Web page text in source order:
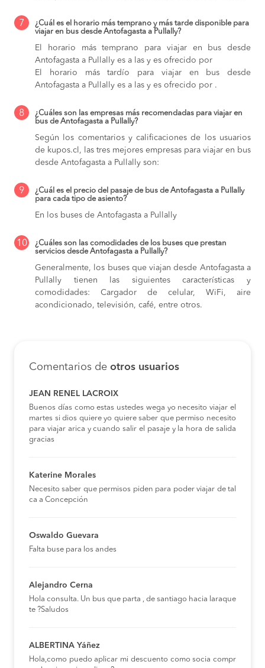
7
¿Cuál es el horario más temprano y más tarde disponible para
viajar en bus desde Antofagasta a Pullally?
El horario más temprano para viajar en bus desde
Antofagasta a Pullally es a las y es ofrecido por
El horario más tardío para viajar en bus desde
Antofagasta a Pullally es a las y es ofrecido por .
8
¿Cuáles son las empresas más recomendadas para viajar en
bus de Antofagasta a Pullally?
Según los comentarios y calificaciones de los usuarios
de kupos.cl, las tres mejores empresas para viajar en bus
desde Antofagasta a Pullally son:
9
¿Cuál es el precio del pasaje de bus de Antofagasta a Pullally
para cada tipo de asiento?
En los buses de Antofagasta a Pullally
10
¿Cuáles son las comodidades de los buses que prestan
servicios desde Antofagasta a Pullally?
Generalmente, los buses que viajan desde Antofagasta a
Pullally tienen las siguientes características y
comodidades: Cargador de celular, WiFi, aire
acondicionado, televisión, café, entre otros.
Comentarios de otros usuarios
JEAN RENEL LACROIX
Buenos días como estas ustedes wega yo necesito viajar el
martes si dios quiere yo quiere saber que permiso necesito
para viajar arica y cuando salir el pasaje y la hora de salida
gracias
Katerine Morales
Necesito saber que permisos piden para poder viajar de tal
ca a Concepción
Oswaldo Guevara
Falta buse para los andes
Alejandro Cerna
Hola consulta. Un bus que parta , de santiago hacia laraque
te ?Saludos
ALBERTINA Yáñez
Hola,como puedo aplicar mi descuento como socia compr